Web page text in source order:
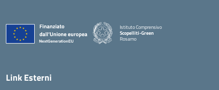
Istituto Comprensivo
Scopelliti-Green
Rosarno
Link Esterni